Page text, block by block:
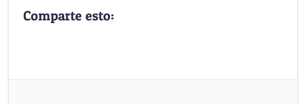
Comparte esto: